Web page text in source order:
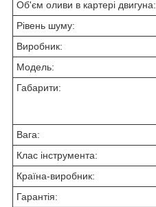
Об'єм оливи в картері двигуна:
Рівень шуму:
Виробник:
Модель:
Габарити:
Вага:
Клас інструмента:
Країна-виробник:
Гарантія: